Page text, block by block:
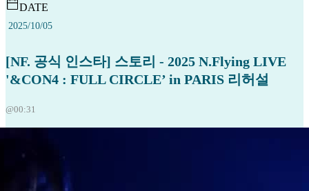
DATE
2025/10/05
[NF. 공식 인스타] 스토리 - 2025 N.Flying LIVE
'&CON4 : FULL CIRCLE’ in PARIS 리허설
@00:31